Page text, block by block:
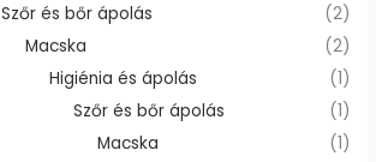
Szőr és bőr ápolás
(2)
Macska
(2)
Higiénia és ápolás
(1)
Szőr és bőr ápolás
(1)
Macska
(1)